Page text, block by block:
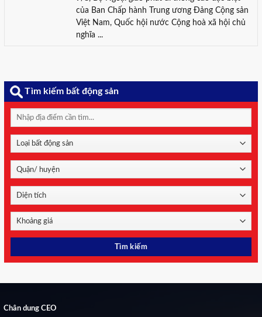
của Ban Chấp hành Trung ương Đảng Cộng sản
Việt Nam, Quốc hội nước Cộng hoà xã hội chủ
nghĩa ...
Tìm kiếm bất động sản
Chân dung CEO